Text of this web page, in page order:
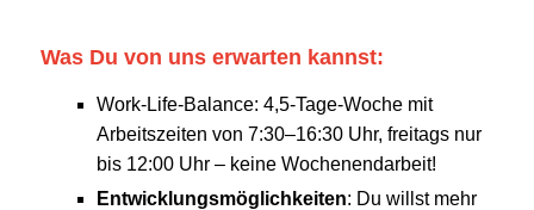
Was Du von uns erwarten kannst:
Work-Life-Balance: 4,5-Tage-Woche mit
Arbeitszeiten von 7:30–16:30 Uhr, freitags nur
bis 12:00 Uhr – keine Wochenendarbeit!
Entwicklungsmöglichkeiten: Du willst mehr